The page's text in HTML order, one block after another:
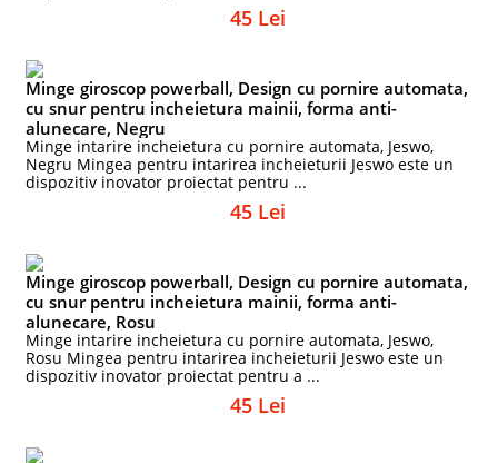
45 Lei
Minge giroscop powerball, Design cu pornire automata,
cu snur pentru incheietura mainii, forma anti-
alunecare, Negru
Minge intarire incheietura cu pornire automata, Jeswo,
Negru Mingea pentru intarirea incheieturii Jeswo este un
dispozitiv inovator proiectat pentru ...
45 Lei
Minge giroscop powerball, Design cu pornire automata,
cu snur pentru incheietura mainii, forma anti-
alunecare, Rosu
Minge intarire incheietura cu pornire automata, Jeswo,
Rosu Mingea pentru intarirea incheieturii Jeswo este un
dispozitiv inovator proiectat pentru a ...
45 Lei